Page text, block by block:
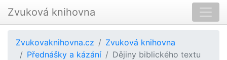
Zvuková knihovna
Zvukovaknihovna.cz
Zvuková knihovna
Přednášky a kázání
Dějiny biblického textu